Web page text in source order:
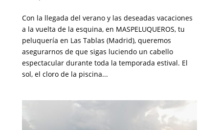
Con la llegada del verano y las deseadas vacaciones
a la vuelta de la esquina, en MASPELUQUEROS, tu
peluquería en Las Tablas (Madrid), queremos
asegurarnos de que sigas luciendo un cabello
espectacular durante toda la temporada estival. El
sol, el cloro de la piscina...